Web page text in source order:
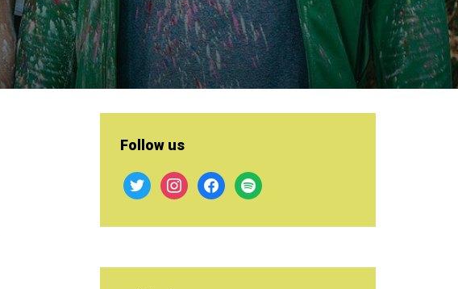
Follow us
twitter instagramfacebook
spotify